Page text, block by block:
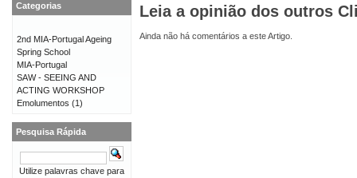
Leia a opinião dos outros
Ainda não há comentários a este Artigo.
Categorias
2nd MIA-Portugal Ageing
Spring School
MIA-Portugal
SAW - SEEING AND
ACTING WORKSHOP
Emolumentos (1)
Pesquisa Rápida
Utilize palavras chave para